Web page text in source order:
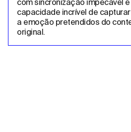
com sincronização impecável e
capacidade incrível de
a emoção pretendidos do
original.